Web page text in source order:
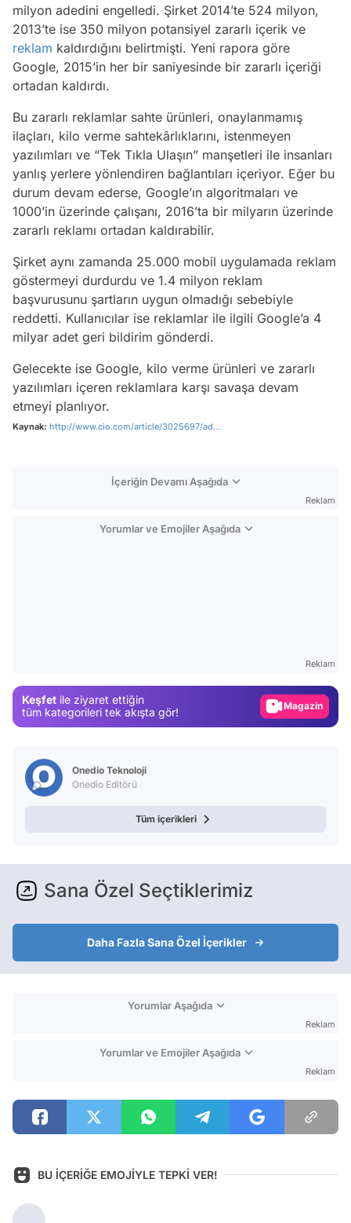
milyon adedini engelledi. Şirket 2014’te 524 milyon,
2013’te ise 350 milyon potansiyel zararlı içerik ve
reklam kaldırdığını belirtmişti. Yeni rapora göre
Google, 2015’in her bir saniyesinde bir zararlı içeriği
ortadan kaldırdı.
Bu zararlı reklamlar sahte ürünleri, onaylanmamış
ilaçları, kilo verme sahtekârlıklarını, istenmeyen
yazılımları ve “Tek Tıkla Ulaşın” manşetleri ile insanları
yanlış yerlere yönlendiren bağlantıları içeriyor. Eğer bu
durum devam ederse, Google’ın algoritmaları ve
1000’in üzerinde çalışanı, 2016’ta bir milyarın üzerinde
zararlı reklamı ortadan kaldırabilir.
Şirket aynı zamanda 25.000 mobil uygulamada reklam
göstermeyi durdurdu ve 1.4 milyon reklam
başvurusunu şartların uygun olmadığı sebebiyle
reddetti. Kullanıcılar ise reklamlar ile ilgili Google’a 4
milyar adet geri bildirim gönderdi.
Gelecekte ise Google, kilo verme ürünleri ve zararlı
yazılımları içeren reklamlara karşı savaşa devam
etmeyi planlıyor.
Kaynak: http://www.cio.com/article/3025697/ad...
İçeriğin Devamı Aşağıda
Reklam
Yorumlar ve Emojiler Aşağıda
Reklam
Keşfet ile ziyaret ettiğin
tüm kategorileri tek akışta gör!
Magazin
Onedio Teknoloji
Onedio Editörü
Tüm içerikleri
Sana Özel Seçtiklerimiz
Daha Fazla Sana Özel İçerikler
Yorumlar Aşağıda
Reklam
Yorumlar ve Emojiler Aşağıda
Reklam
BU İÇERİĞE EMOJİYLE TEPKİ VER!